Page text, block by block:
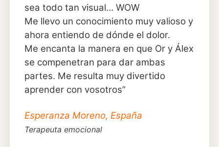
sea todo tan visual… WOW
Me llevo un conocimiento muy valioso y
ahora entiendo de dónde el dolor.
Me encanta la manera en que Or y Álex
se compenetran para dar ambas
partes. Me resulta muy divertido
aprender con vosotros”
Esperanza Moreno, España
Terapeuta emocional